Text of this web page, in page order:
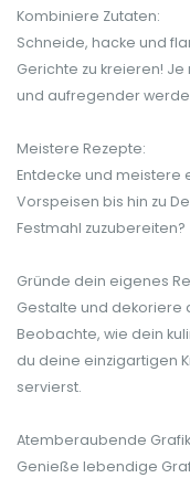
Kombiniere Zutaten:
Schneide, hacke und
Gerichte zu kreieren!
und aufregender
Meistere Rezepte:
Entdecke und meistere
Vorspeisen bis hin zu
Festmahl zuzubereiten?
Gründe dein eigenes
Gestalte und dekoriere
Beobachte, wie dein
du deine einzigartigen
servierst.
Atemberaubende
Genieße lebendige